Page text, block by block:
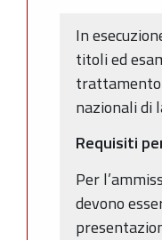
In
titoli ed
trattamento
nazionali di
Requisiti
Per
devono